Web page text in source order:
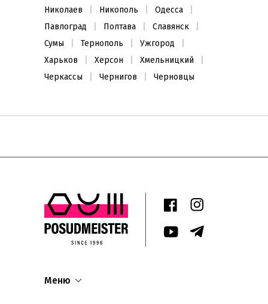
Николаев
Никополь
Одесса
Павлоград
Полтава
Славянск
Сумы
Тернополь
Ужгород
Харьков
Херсон
Хмельницкий
Черкассы
Чернигов Черновцы
Меню